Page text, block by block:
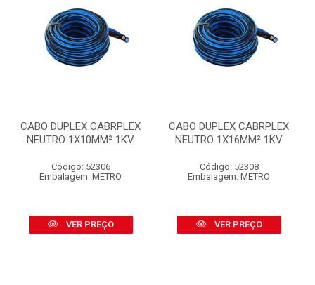
CABO DUPLEX CABRPLEX
NEUTRO 1X10MM² 1KV
Código: 52306
Embalagem: METRO
VER PREÇO
CABO DUPLEX CABRPLEX
NEUTRO 1X16MM² 1KV
Código: 52308
Embalagem: METRO
VER PREÇO